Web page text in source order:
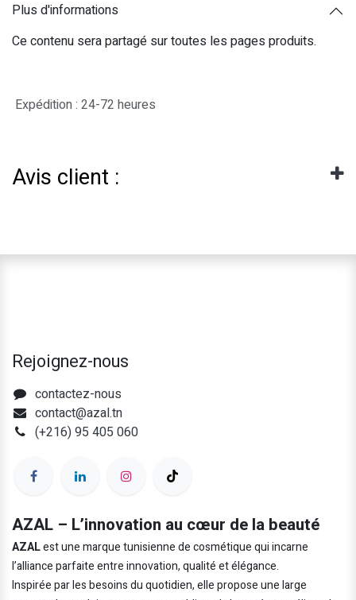
Plus d'informations
Ce contenu sera partagé sur toutes les pages produits.
Expédition : 24-72 heures
Avis client :
Rejoignez-nous
contactez-nous
contact@azal.tn
(+216) 95 405 060
AZAL – L’innovation au cœur de la beauté
AZALest une marque tunisienne de cosmétique qui incarne
l’alliance parfaite entre innovation, qualité et élégance.
Inspirée par les besoins du quotidien, elle propose une large